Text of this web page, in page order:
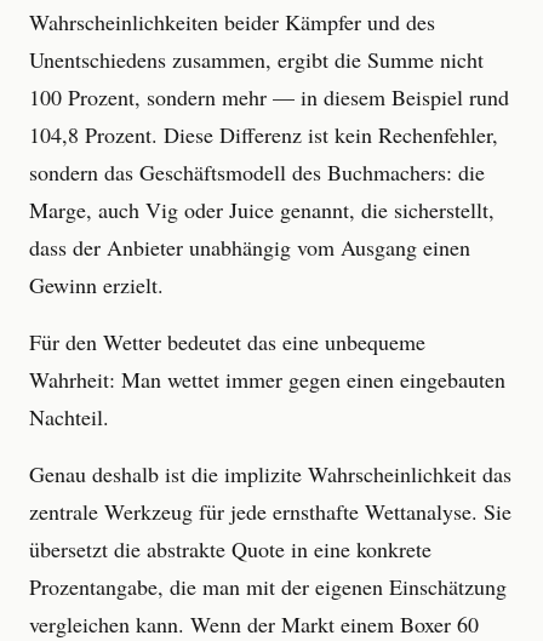
Wahrscheinlichkeiten beider Kämpfer und des
Unentschiedens zusammen, ergibt die Summe nicht
100 Prozent, sondern mehr — in diesem Beispiel rund
104,8 Prozent. Diese Differenz ist kein Rechenfehler,
sondern das Geschäftsmodell des Buchmachers: die
Marge, auch Vig oder Juice genannt, die sicherstellt,
dass der Anbieter unabhängig vom Ausgang einen
Gewinn erzielt.
Für den Wetter bedeutet das eine unbequeme
Wahrheit: Man wettet immer gegen einen eingebauten
Nachteil.
Genau deshalb ist die implizite Wahrscheinlichkeit das
zentrale Werkzeug für jede ernsthafte Wettanalyse. Sie
übersetzt die abstrakte Quote in eine konkrete
Prozentangabe, die man mit der eigenen Einschätzung
vergleichen kann. Wenn der Markt einem Boxer 60